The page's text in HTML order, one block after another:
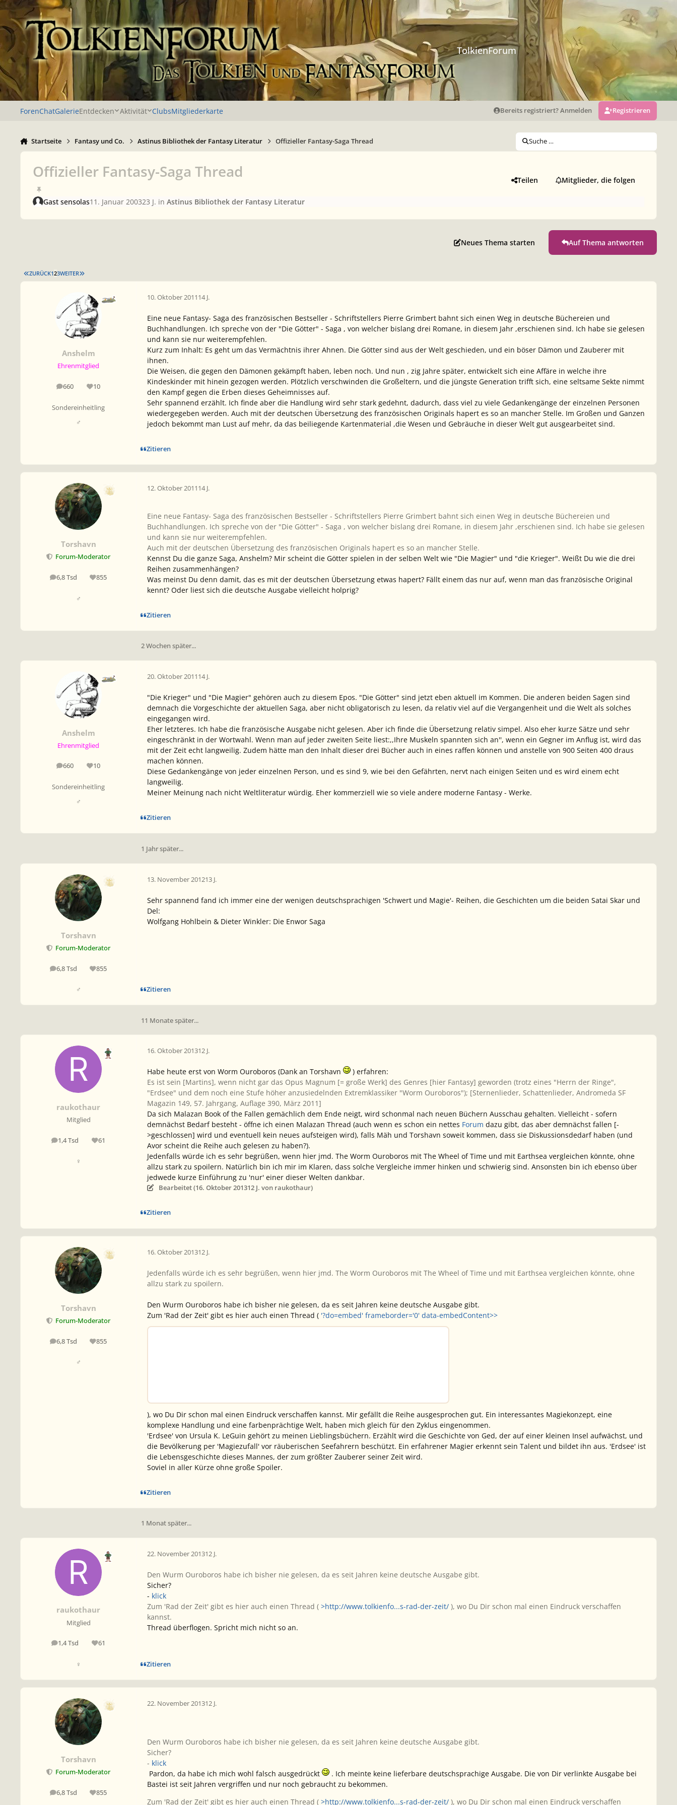
Zu Inhalt springen
TolkienForum
ForenChatGalerieEntdecken Aktivität ClubsMitgliederkarte Bereits registriert? Anmelden Registrieren
Startseite Fantasy und Co. Astinus Bibliothek der Fantasy Literatur Offizieller Fantasy-Saga Thread Suche …
Offizieller Fantasy-Saga Thread Teilen Mitglieder, die folgen
Gast sensolas11. Januar 200323 J. in Astinus Bibliothek der Fantasy Literatur
Neues Thema starten Auf Thema antworten
ERSTE SEITE
ZURÜCK123WEITER LETZTE SEITE
Anshelm
Ehrenmitglied
660
Beiträge 10
Reputation
Sondereinheitling
♂
10. Oktober 201114 J.
Eine neue Fantasy- Saga des französischen Bestseller - Schriftstellers Pierre Grimbert bahnt sich einen Weg in deutsche Büchereien und
Buchhandlungen. Ich spreche von der "Die Götter" - Saga , von welcher bislang drei Romane, in diesem Jahr ,erschienen sind. Ich habe sie gelesen
und kann sie nur weiterempfehlen.
Kurz zum Inhalt: Es geht um das Vermächtnis ihrer Ahnen. Die Götter sind aus der Welt geschieden, und ein böser Dämon und Zauberer mit
ihnen.
Die Weisen, die gegen den Dämonen gekämpft haben, leben noch. Und nun , zig Jahre später, entwickelt sich eine Affäre in welche ihre
Kindeskinder mit hinein gezogen werden. Plötzlich verschwinden die Großeltern, und die jüngste Generation trifft sich, eine seltsame Sekte nimmt
den Kampf gegen die Erben dieses Geheimnisses auf.
Sehr spannend erzählt. Ich finde aber die Handlung wird sehr stark gedehnt, dadurch, dass viel zu viele Gedankengänge der einzelnen Personen
wiedergegeben werden. Auch mit der deutschen Übersetzung des französischen Originals hapert es so an mancher Stelle. Im Großen und Ganzen
jedoch bekommt man Lust auf mehr, da das beiliegende Kartenmaterial ,die Wesen und Gebräuche in dieser Welt gut ausgearbeitet sind.
Zitieren
Torshavn
Forum-Moderator
6,8 Tsd
Beiträge 855
Reputation
♂
12. Oktober 201114 J.
Eine neue Fantasy- Saga des französischen Bestseller - Schriftstellers Pierre Grimbert bahnt sich einen Weg in deutsche Büchereien und
Buchhandlungen. Ich spreche von der "Die Götter" - Saga , von welcher bislang drei Romane, in diesem Jahr ,erschienen sind. Ich habe sie gelesen
und kann sie nur weiterempfehlen.
Auch mit der deutschen Übersetzung des französischen Originals hapert es so an mancher Stelle.
Kennst Du die ganze Saga, Anshelm? Mir scheint die Götter spielen in der selben Welt wie "Die Magier" und "die Krieger". Weißt Du wie die drei
Reihen zusammenhängen?
Was meinst Du denn damit, das es mit der deutschen Übersetzung etwas hapert? Fällt einem das nur auf, wenn man das französische Original
kennt? Oder liest sich die deutsche Ausgabe vielleicht holprig?
Zitieren
2 Wochen später...
Anshelm
Ehrenmitglied
660
Beiträge 10
Reputation
Sondereinheitling
♂
20. Oktober 201114 J.
"Die Krieger" und "Die Magier" gehören auch zu diesem Epos. "Die Götter" sind jetzt eben aktuell im Kommen. Die anderen beiden Sagen sind
demnach die Vorgeschichte der aktuellen Saga, aber nicht obligatorisch zu lesen, da relativ viel auf die Vergangenheit und die Welt als solches
eingegangen wird.
Eher letzteres. Ich habe die französische Ausgabe nicht gelesen. Aber ich finde die Übersetzung relativ simpel. Also eher kurze Sätze und sehr
eingeschränkt in der Wortwahl. Wenn man auf jeder zweiten Seite liest:,,Ihre Muskeln spannten sich an'', wenn ein Gegner im Anflug ist, wird das
mit der Zeit echt langweilig. Zudem hätte man den Inhalt dieser drei Bücher auch in eines raffen können und anstelle von 900 Seiten 400 draus
machen können.
Diese Gedankengänge von jeder einzelnen Person, und es sind 9, wie bei den Gefährten, nervt nach einigen Seiten und es wird einem echt
langweilig.
Meiner Meinung nach nicht Weltliteratur würdig. Eher kommerziell wie so viele andere moderne Fantasy - Werke.
Zitieren
1 Jahr später...
Torshavn
Forum-Moderator
6,8 Tsd
Beiträge 855
Reputation
♂
13. November 201213 J.
Sehr spannend fand ich immer eine der wenigen deutschsprachigen 'Schwert und Magie'- Reihen, die Geschichten um die beiden Satai Skar und
Del:
Wolfgang Hohlbein & Dieter Winkler: Die Enwor Saga
Zitieren
11 Monate später...
raukothaur
Mitglied
1,4 Tsd
Beiträge 61
Reputation
♀
16. Oktober 201312 J.
Habe heute erst von Worm Ouroboros (Dank an Torshavn
) erfahren:
Es ist sein [Martins], wenn nicht gar das Opus Magnum [= große Werk] des Genres [hier Fantasy] geworden (trotz eines "Herrn der Ringe",
"Erdsee" und dem noch eine Stufe höher anzusiedelnden Extremklassiker "Worm Ouroboros"); [Sternenlieder, Schattenlieder, Andromeda SF
Magazin 149, 57. Jahrgang, Auflage 390, März 2011]
Da sich Malazan Book of the Fallen gemächlich dem Ende neigt, wird schonmal nach neuen Büchern Ausschau gehalten. Vielleicht - sofern
demnächst Bedarf besteht - öffne ich einen Malazan Thread (auch wenn es schon ein nettes Forum dazu gibt, das aber demnächst fallen [-
>geschlossen] wird und eventuell kein neues aufsteigen wird), falls Mäh und Torshavn soweit kommen, dass sie Diskussionsdedarf haben (und
Avor scheint die Reihe auch gelesen zu haben?).
Jedenfalls würde ich es sehr begrüßen, wenn hier jmd. The Worm Ouroboros mit The Wheel of Time und mit Earthsea vergleichen könnte, ohne
allzu stark zu spoilern. Natürlich bin ich mir im Klaren, dass solche Vergleiche immer hinken und schwierig sind. Ansonsten bin ich ebenso über
jedwede kurze Einführung zu 'nur' einer dieser Welten dankbar.
Bearbeitet (16. Oktober 201312 J. von raukothaur)
Zitieren
Torshavn
Forum-Moderator
6,8 Tsd
Beiträge 855
Reputation
♂
16. Oktober 201312 J.
Jedenfalls würde ich es sehr begrüßen, wenn hier jmd. The Worm Ouroboros mit The Wheel of Time und mit Earthsea vergleichen könnte, ohne
allzu stark zu spoilern.
Den Wurm Ouroboros habe ich bisher nie gelesen, da es seit Jahren keine deutsche Ausgabe gibt.
Zum 'Rad der Zeit' gibt es hier auch einen Thread ( '?do=embed' frameborder='0' data-embedContent>>
), wo Du Dir schon mal einen Eindruck verschaffen kannst. Mir gefällt die Reihe ausgesprochen gut. Ein interessantes Magiekonzept, eine
komplexe Handlung und eine farbenprächtige Welt, haben mich gleich für den Zyklus eingenommen.
'Erdsee' von Ursula K. LeGuin gehört zu meinen Lieblingsbüchern. Erzählt wird die Geschichte von Ged, der auf einer kleinen Insel aufwächst, und
die Bevölkerung per 'Magiezufall' vor räuberischen Seefahrern beschützt. Ein erfahrener Magier erkennt sein Talent und bildet ihn aus. 'Erdsee' ist
die Lebensgeschichte dieses Mannes, der zum größter Zauberer seiner Zeit wird.
Soviel in aller Kürze ohne große Spoiler.
Zitieren
1 Monat später...
raukothaur
Mitglied
1,4 Tsd
Beiträge 61
Reputation
♀
22. November 201312 J.
Den Wurm Ouroboros habe ich bisher nie gelesen, da es seit Jahren keine deutsche Ausgabe gibt.
Sicher?
- klick
Zum 'Rad der Zeit' gibt es hier auch einen Thread ( >http://www.tolkienfo...s-rad-der-zeit/ ), wo Du Dir schon mal einen Eindruck verschaffen
kannst.
Thread überflogen. Spricht mich nicht so an.
Zitieren
Torshavn
Forum-Moderator
6,8 Tsd
Beiträge 855
Reputation
22. November 201312 J.
Den Wurm Ouroboros habe ich bisher nie gelesen, da es seit Jahren keine deutsche Ausgabe gibt.
Sicher?
- klick
Pardon, da habe ich mich wohl falsch ausgedrückt
. Ich meinte keine lieferbare deutschsprachige Ausgabe. Die von Dir verlinkte Ausgabe bei
Bastei ist seit Jahren vergriffen und nur noch gebraucht zu bekommen.
Zum 'Rad der Zeit' gibt es hier auch einen Thread ( >http://www.tolkienfo...s-rad-der-zeit/ ), wo Du Dir schon mal einen Eindruck verschaffen